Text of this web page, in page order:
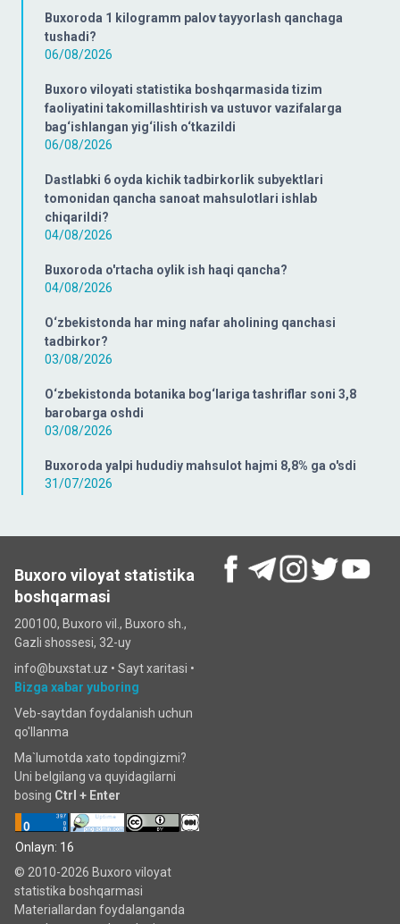
Buxoroda 1 kilogramm palov tayyorlash qanchaga
tushadi?
06/08/2026
Buxoro viloyati statistika boshqarmasida tizim
faoliyatini takomillashtirish va ustuvor vazifalarga
bag‘ishlangan yig‘ilish o‘tkazildi
06/08/2026
Dastlabki 6 oyda kichik tadbirkorlik subyektlari
tomonidan qancha sanoat mahsulotlari ishlab
chiqarildi?
04/08/2026
Buxoroda o'rtacha oylik ish haqi qancha?
04/08/2026
O‘zbekistonda har ming nafar aholining qanchasi
tadbirkor?
03/08/2026
O‘zbekistonda botanika bog‘lariga tashriflar soni 3,8
barobarga oshdi
03/08/2026
Buxoroda yalpi hududiy mahsulot hajmi 8,8% ga o'sdi
31/07/2026
Buxoro viloyat statistika
boshqarmasi
200100, Buxoro vil., Buxoro sh.,
Gazli shossesi, 32-uy
info@buxstat.uz • Sayt xaritasi •
Bizga xabar yuboring
Veb-saytdan foydalanish uchun
qo'llanma
Ma`lumotda xato topdingizmi?
Uni belgilang va quyidagilarni
bosing Ctrl + Enter
Onlayn: 16
© 2010-2026 Buxoro viloyat
statistika boshqarmasi
Materiallardan foydalanganda